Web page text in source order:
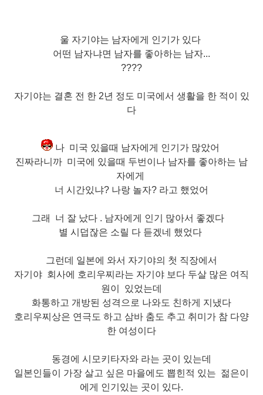
울 자기야는 남자에게 인기가 있다
어떤 남자냐면 남자를 좋아하는 남자...
????
자기야는 결혼 전 한 2년 정도 미국에서 생활을 한 적이 있
다
나 미국 있을때 남자에게 인기가 많았어
진짜라니까 미국에 있을때 두번이나 남자를 좋아하는 남
자에게
너 시간있냐? 나랑 놀자? 라고 했었어
그래 너 잘 났다 . 남자에게 인기 많아서 좋겠다
별 시덥잖은 소릴 다 듣겠네 했었다
그런데 일본에 와서 자기야의 첫 직장에서
자기야 회사에
호리우찌 라는 자기야 보다 두살 많은 여직
원이 있었는데
화통하고 개방된 성격으로 나와도 친하게 지냈다
호리우찌상은 연극도 하고 삼바 춤도 추고 취미가 참 다양
한 여성이다
동경에 시모키타자와 라는 곳이 있는데
일본인들이 가장 살고 싶은 마을에도 뽑힌적 있는 젊은이
에게 인기있는 곳이 있다.